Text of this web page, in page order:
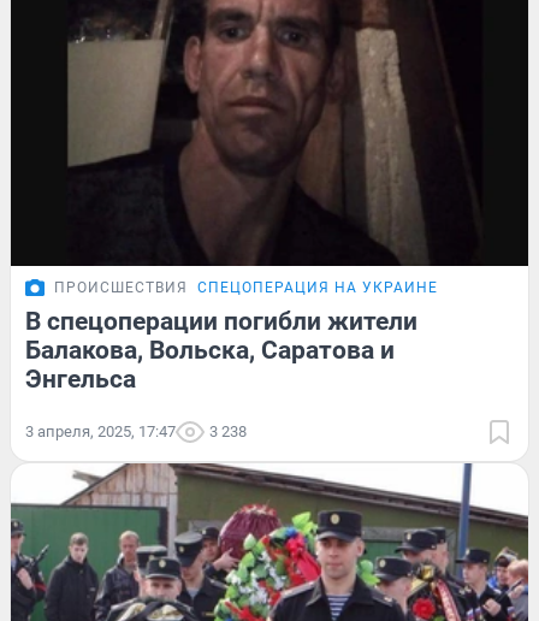
ПРОИСШЕСТВИЯ СПЕЦОПЕРАЦИЯ НА УКРАИНЕ
В спецоперации погибли жители
Балакова, Вольска, Саратова и
Энгельса
3 апреля, 2025, 17:47 3 238